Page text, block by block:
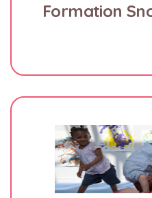
Formation